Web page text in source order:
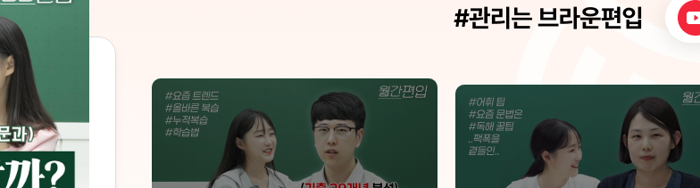
지도 놀라워요. 학생들이 풀이가
대면 다음 수업때 공식을 만들어
상승 한다고 보장합니다. 저도 많
좋은 대학에 합격했어요~~ 감사